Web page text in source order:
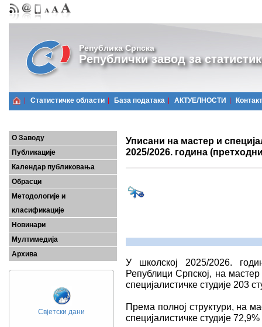
Република Српска
Републички завод за
Статистичке области Базa података АКТУЕЛНОСТИ Контакт
О Заводу
Публикације
Календар публиковања
Обрасци
Методологије и
класификације
Новинари
Мултимедија
Архива
Свјетски дани
Уписани на мастер и
2025/2026. година
У школској 2025/2026.
Републици Српској, на
специјалистичкe студијe 203
Према полној структури, на
специјалистичкe студијe